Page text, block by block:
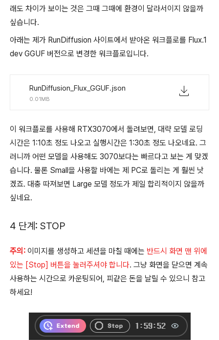
래도 차이가 보이는 것은 그때 그때에 환경이 달라서이지 않을까
싶습니다.
아래는 제가 RunDiffusion 사이트에서 받아온 워크플로를 Flux.1
dev GGUF 버전으로 변경한 워크플로입니다.
RunDiffusion_Flux_GGUF.json
0.01MB
이 워크플로를 사용해 RTX3070에서 돌려보면, 대략 모델 로딩
시간은 1:10초 정도 나오고 실행시간은 1:30초 정도 나오네요. 그
러니까 어떤 모델을 사용해도 3070보다는 빠르다고 보는 게 맞겠
습니다. 물론 Small을 사용할 바에는 제 PC로 돌리는 게 훨씬 낫
겠죠. 대충 따져보면 Large 모델 정도가 제일 합리적이지 않을까
싶네요.
4 단계: STOP
주의: 이미지를 생성하고 세션을 마칠 때에는 반드시 화면 맨 위에
있는 [Stop] 버튼을 눌러주셔야 합니다. 그냥 화면을 닫으면 계속
사용하는 시간으로 카운팅되어, 피같은 돈을 날릴 수 있으니 참고
하세요!